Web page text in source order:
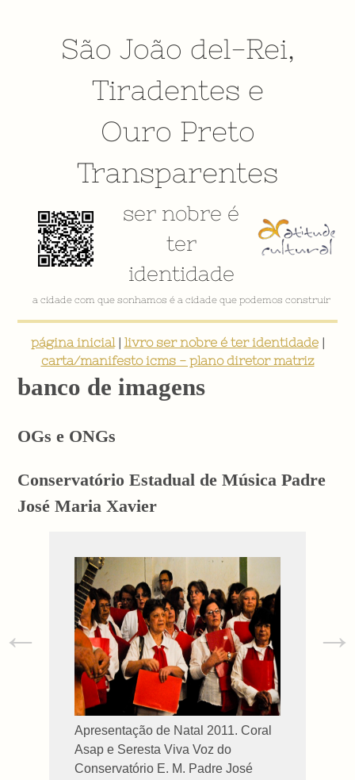
São João del-Rei,
Tiradentes e
Ouro Preto
Transparentes
ser nobre é
ter
identidade
a cidade com que sonhamos é a cidade que podemos construir
página inicial| livro ser nobre é ter identidade|
carta/manifesto icms - plano diretor matriz
banco de imagens
OGs e ONGs
Conservatório Estadual de Música Padre
José Maria Xavier
Apresentação de Natal 2011. Coral
Asap e Seresta Viva Voz do
Conservatório E. M. Padre José
← →